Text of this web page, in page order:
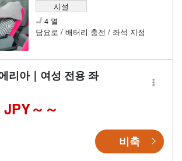
시설
4 열
담요로 / 배터리 충전 / 좌석 지정
리아｜여성 전용 좌
～
비축